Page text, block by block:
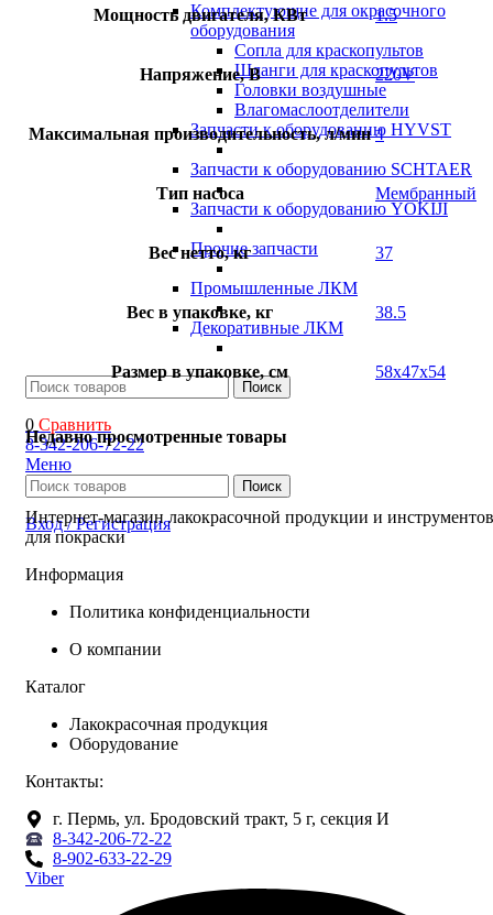
Комплектующие для окрасочного
оборудования
Сопла для краскопультов
Шланги для краскопультов
Головки воздушные
Влагомаслоотделители
Запчасти к оборудованию HYVST
Запчасти к оборудованию SCHTAER
Запчасти к оборудованию YOKIJI
Прочие запчасти
Промышленные ЛКМ
Декоративные ЛКМ
Поиск
0 Сравнить
8-342-206-72-22
Меню
Поиск
Вход / Регистрация
Мощность двигателя, КВт 1.5
Напряжение, В 220V
Максимальная производительность, л/мин 4
Тип насоса Мембранный
Вес нетто, кг 37
Вес в упаковке, кг 38.5
Размер в упаковке, см 58х47х54
Недавно просмотренные товары
Интернет-магазин лакокрасочной продукции и инструментов
для покраски
Информация
Политика конфиденциальности
О компании
Каталог
Лакокрасочная продукция
Оборудование
Контакты:
г. Пермь, ул. Бродовский тракт, 5 г, секция И
8-342-206-72-22
8-902-633-22-29
Viber